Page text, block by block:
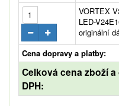
VORTEX
LED-
originální
Cena dopravy a platby:
Celková cena zboží
DPH: